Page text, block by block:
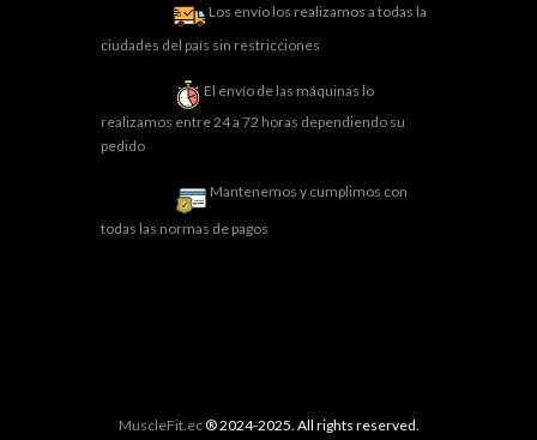
Los envío los realizamos a todas la
ciudades del país sin restricciones
El envío de las máquinas lo
realizamos entre 24 a 72 horas dependiendo su
pedido
Mantenemos y cumplimos con
todas las normas de pagos
MuscleFit.ec® 2024-2025. All rights reserved.